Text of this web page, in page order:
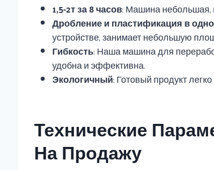
1,5-2т за 8 часов: Машина небольшая,
Дробление и пластификация в
устройстве, занимает небольшую
Гибкость: Наша машина для
удобна и эффективна.
Экологичный: Готовый продукт
Технические
На Продажу